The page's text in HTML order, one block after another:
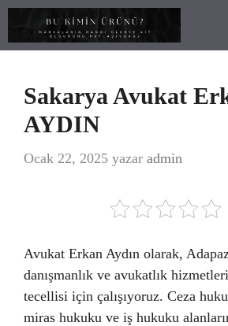
İçeriğe
Sakarya Avukat
AYDIN
Ocak 22, 2025 yazar admin
Avukat Erkan Aydın olarak,
danışmanlık ve avukatlık
tecellisi için çalışıyoruz. Ceza
miras hukuku ve iş hukuku